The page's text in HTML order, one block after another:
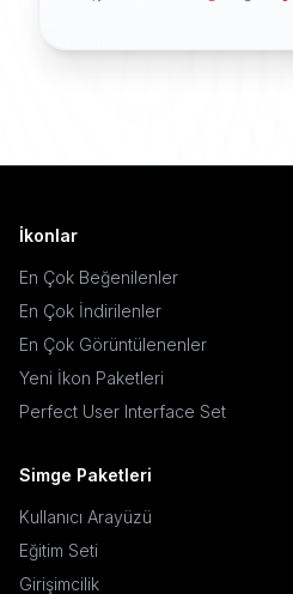
İkonlar
En Çok Beğenilenler
En Çok İndirilenler
En Çok Görüntülenenler
Yeni İkon Paketleri
Perfect User Interface Set
Simge Paketleri
Kullanıcı Arayüzü
Eğitim Seti
Girişimcilik